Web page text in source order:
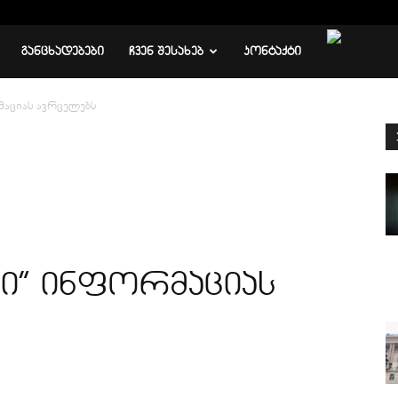
ᲒᲐᲜᲪᲮᲐᲓᲔᲑᲔᲑᲘ ᲩᲕᲔᲜ ᲨᲔᲡᲐᲮᲔᲑ ᲙᲝᲜᲢᲐᲥᲢᲘ
ავრცელებს
ინფორმაციას